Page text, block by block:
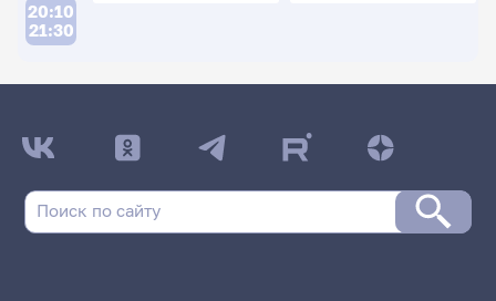
20:10
21:30
ДАТА ПОСЛЕДНЕГО ОБНОВЛЕНИЯ:
06.02.2026